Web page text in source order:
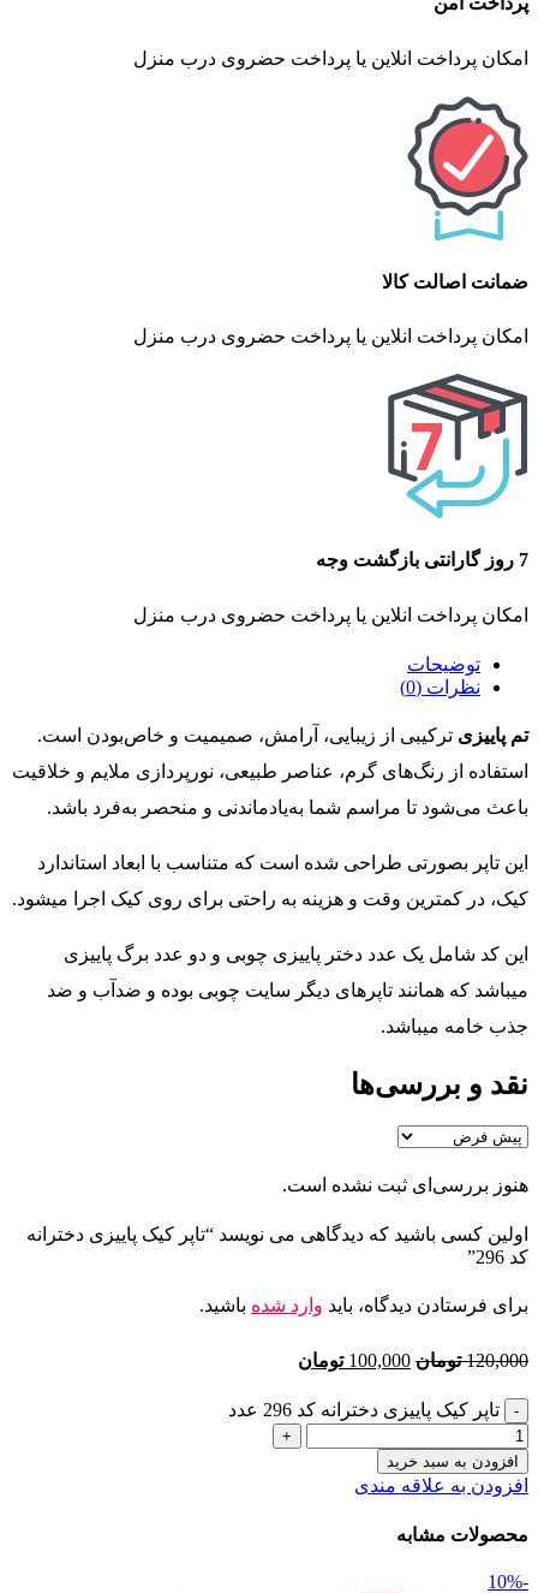
امکان پرداخت انلاین یا پرداخت حضروی درب منزل
ضمانت اصالت کالا
امکان پرداخت انلاین یا پرداخت حضروی درب منزل
7 روز گارانتی بازگشت وجه
امکان پرداخت انلاین یا پرداخت حضروی درب منزل
توضیحات
نظرات (0)
تم پاییزی ترکیبی از زیبایی، آرامش، صمیمیت و خاص‌بودن است.
استفاده از رنگ‌های گرم، عناصر طبیعی، نورپردازی ملایم و خلاقیت
باعث می‌شود تا مراسم شما به‌یادماندنی و منحصر به‌فرد باشد.
این تاپر بصورتی طراحی شده است که متناسب با ابعاد استاندارد
کیک، در کمترین وقت و هزینه به راحتی برای روی کیک اجرا میشود.
این کد شامل یک عدد دختر پاییزی چوبی و دو عدد برگ پاییزی
میباشد که همانند تاپرهای دیگر سایت چوبی بوده و ضدآب و ضد
جذب خامه میباشد.
نقد و بررسی‌ها
هنوز بررسی‌ای ثبت نشده است.
اولین کسی باشید که دیدگاهی می نویسد “تاپر کیک پاییزی دخترانه
کد 296”
برای فرستادن دیدگاه، باید وارد شده باشید.
120,000 تومان 100,000 تومان
تاپر کیک پاییزی دخترانه کد 296 عدد
افزودن به سبد خرید
افزودن به علاقه مندی
محصولات مشابه
-10%